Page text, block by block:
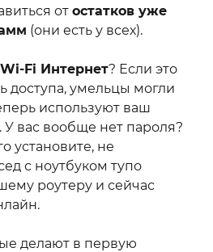
от остатков уже
(они есть у всех).
Wi-Fi Интернет? Если это
доступа, умельцы могли
используют ваш
У вас вообще нет пароля?
установите, не
с ноутбуком тупо
роутеру и сейчас
делают в первую